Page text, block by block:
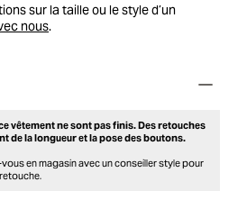
sur la taille ou le style d’un
nous.
vêtement ne sont pas finis. Des retouches
de la longueur et la pose des boutons.
en magasin avec un conseiller style pour